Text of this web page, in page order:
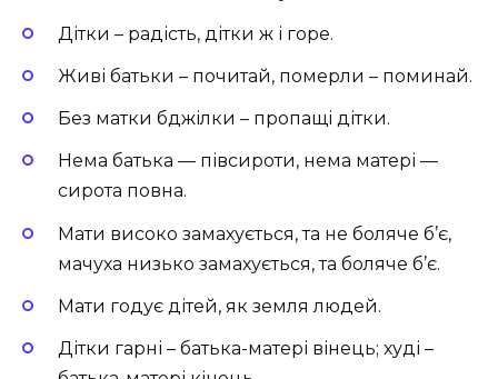
Дітки – радість, дітки ж і горе.
Живі батьки – почитай, померли – поминай.
Без матки бджілки – пропащі дітки.
Нема батька — півсироти, нема матері —
сирота повна.
Мати високо замахується, та не боляче б’є,
мачуха низько замахується, та боляче б’є.
Мати годує дітей, як земля людей.
Дітки гарні – батька-матері вінець; худі –